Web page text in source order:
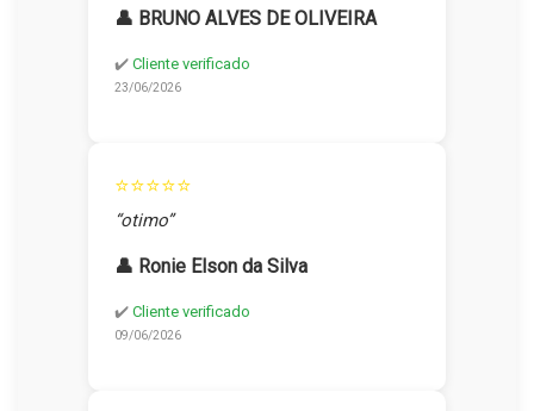
👤 BRUNO ALVES DE OLIVEIRA
✔️ Cliente verificado
23/06/2026
⭐⭐⭐⭐⭐
“otimo”
👤 Ronie Elson da Silva
✔️ Cliente verificado
09/06/2026